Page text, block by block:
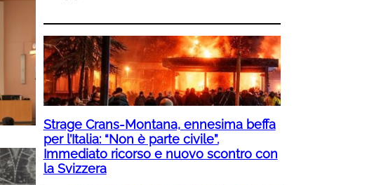
Strage Crans-Montana, ennesima beffa
per l’Italia: “Non è parte civile”.
Immediato ricorso e nuovo scontro con
la Svizzera